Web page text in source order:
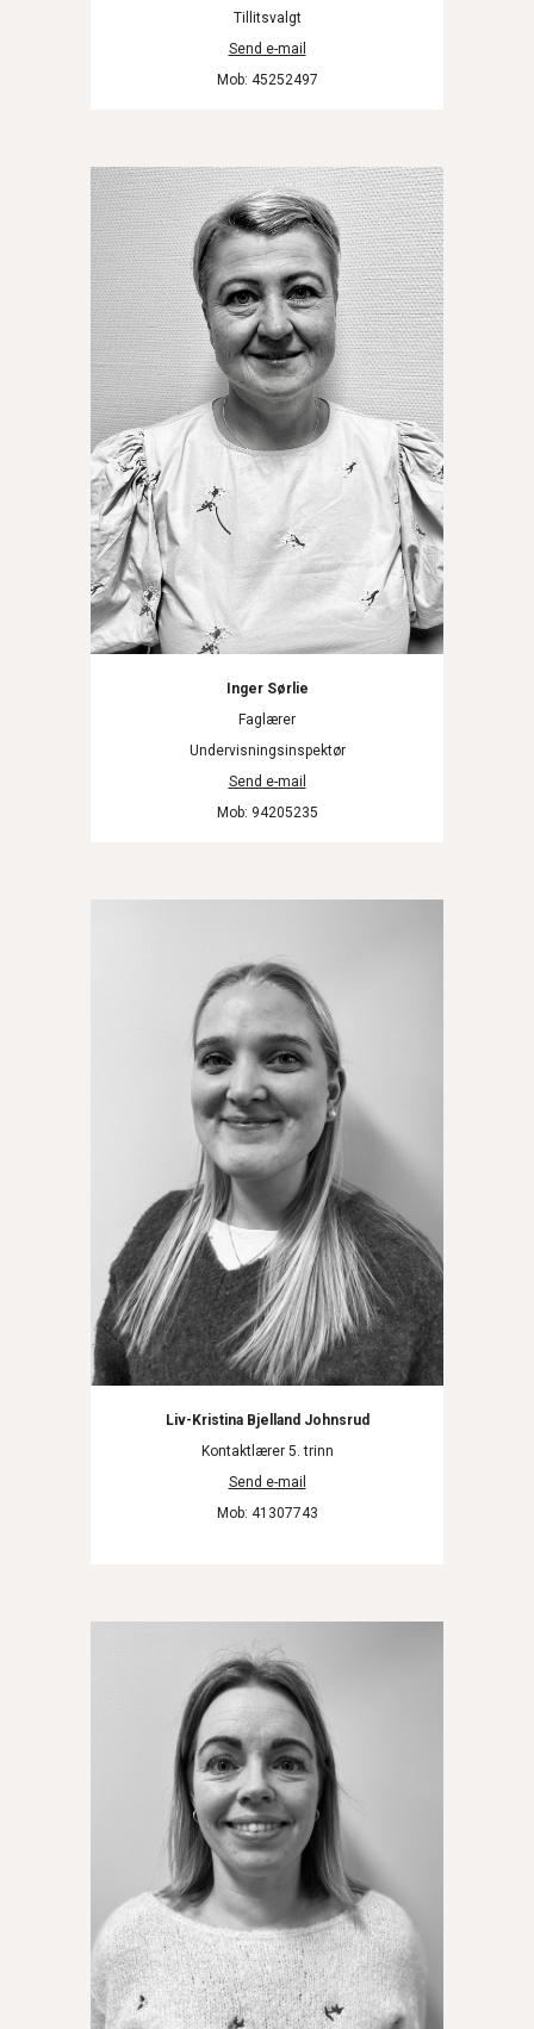
Tillitsvalgt
Send e-mail
Mob: 45252497
Inger Sørlie
Faglærer
Undervisningsinspektør
Send e-mail
Mob: 94205235
Liv-Kristina Bjelland Johnsrud
Kontaktlærer 5. trinn
Send e-mail
Mob: 41307743